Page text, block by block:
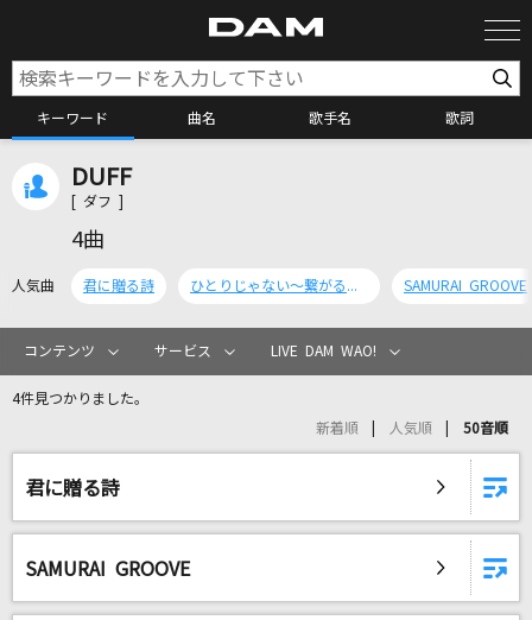
キーワード 曲名 歌手名 歌詞
カラオケリクエスト
ハートのエースが出てこない
キャンディーズ
DUFF
[ ダフ ]
4曲
人気曲 君に贈る詩 ひとりじゃない～繋がる想い～present for 常盤木学園高等学校 SAMURAI GROOVE
コンテンツ サービス LIVE DAM WAO!
4件見つかりました。
新着順 人気順 50音順
君に贈る詩
SAMURAI GROOVE